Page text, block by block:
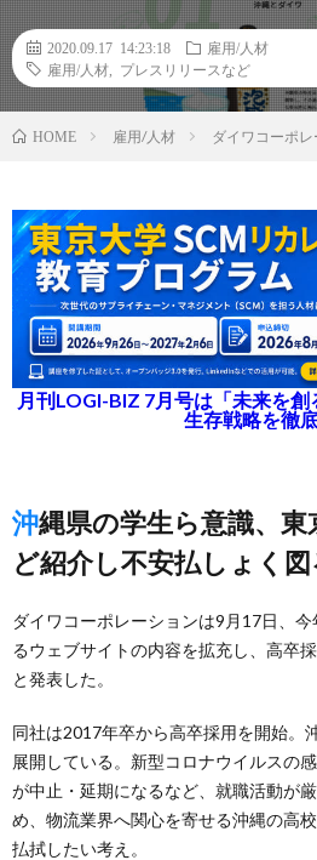
2020.09.17 14:23:18
雇用/人材
雇用/人材
プレスリリースなど
HOME 雇用/人材 ダイワコーポ
月刊LOGI-BIZ 7月号は「未来を
生存戦略を徹
沖縄県の学生ら意識、東京の暮らしぶりな
ど紹介し不安払しょく図
ダイワコーポレーションは9月17日、
るウェブサイトの内容を拡充し、高卒
と発表した。
同社は2017年卒から高卒採用を開始。
展開している。新型コロナウイルスの
が中止・延期になるなど、就職活動が
め、物流業界へ関心を寄せる沖縄の高
払拭したい考え。